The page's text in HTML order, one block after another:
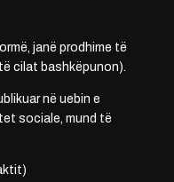
janë prodhime të
cilat bashkëpunon).
në uebin e
sociale, mund të